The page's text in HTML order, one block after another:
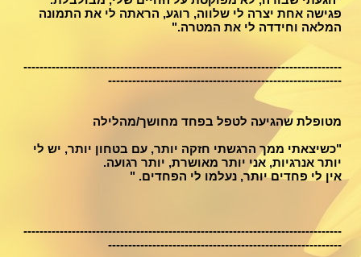
פגישה אחת יצרה לי שלווה, רוגע, הראתה לי את התמונה
המלאה וחידדה לי את המטרה."
-------------------------------------------------------------------------------
----------------------------------------------------------
מטופלת שהגיעה לטפל בפחד מחושך/מהלילה
"כשיצאתי ממך הרגשתי חזקה יותר, עם בטחון יותר, יש לי
יותר אנרגיות, אני יותר מאושרת, יותר רגועה.
אין לי פחדים יותר, נעלמו לי הפחדים. "
-------------------------------------------------------------------------------
----------------------------------------------------------